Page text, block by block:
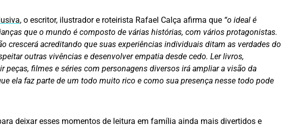
, o escritor, ilustrador e roteirista Rafael Calça afirma que “o ideal é
que o mundo é composto de várias histórias, com vários protagonistas.
crescerá acreditando que suas experiências individuais ditam as verdades do
outras vivências e desenvolver empatia desde cedo. Ler livros,
peças, filmes e séries com personagens diversos irá ampliar a visão da
ela faz parte de um todo muito rico e como sua presença nesse todo pode
deixar esses momentos de leitura em família ainda mais divertidos e